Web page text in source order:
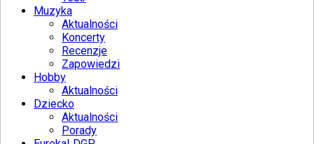
Muzyka
Aktualności
Koncerty
Recenzje
Zapowiedzi
Hobby
Aktualności
Dziecko
Aktualności
Porady